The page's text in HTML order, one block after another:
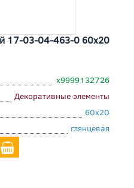
17-03-04-463-0 60x20
х9999132726
Декоративные элементы
60x20
глянцевая